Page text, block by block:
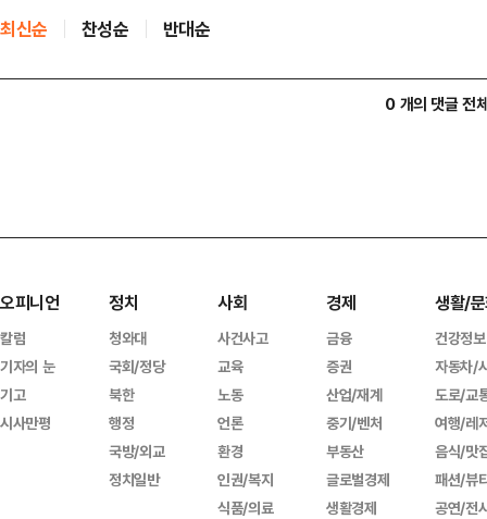
최신순 찬성순 반대순
0 개의 댓글 전
오피니언
칼럼
기자의 눈
기고
시사만평
정치
청와대
국회/정당
북한
행정
국방/외교
정치일반
사회
사건사고
교육
노동
언론
환경
인권/복지
식품/의료
경제
금융
증권
산업/재계
중기/벤처
부동산
글로벌경제
생활경제
생활/
건강정보
자동차/
도로/교
여행/레
음식/맛
패션/뷰
공연/전